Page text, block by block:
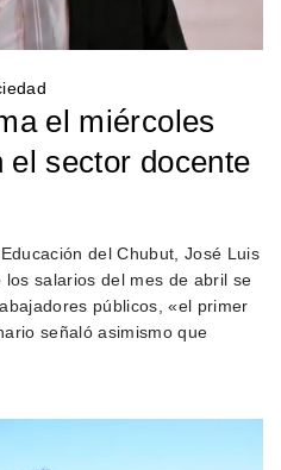
el miércoles
sector docente
del Chubut, José Luis
salarios del mes de abril se
públicos, «el primer
señaló asimismo que